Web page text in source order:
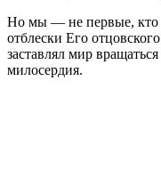
Но мы — не первые, кто
отблески Его
заставлял мир
милосердия.